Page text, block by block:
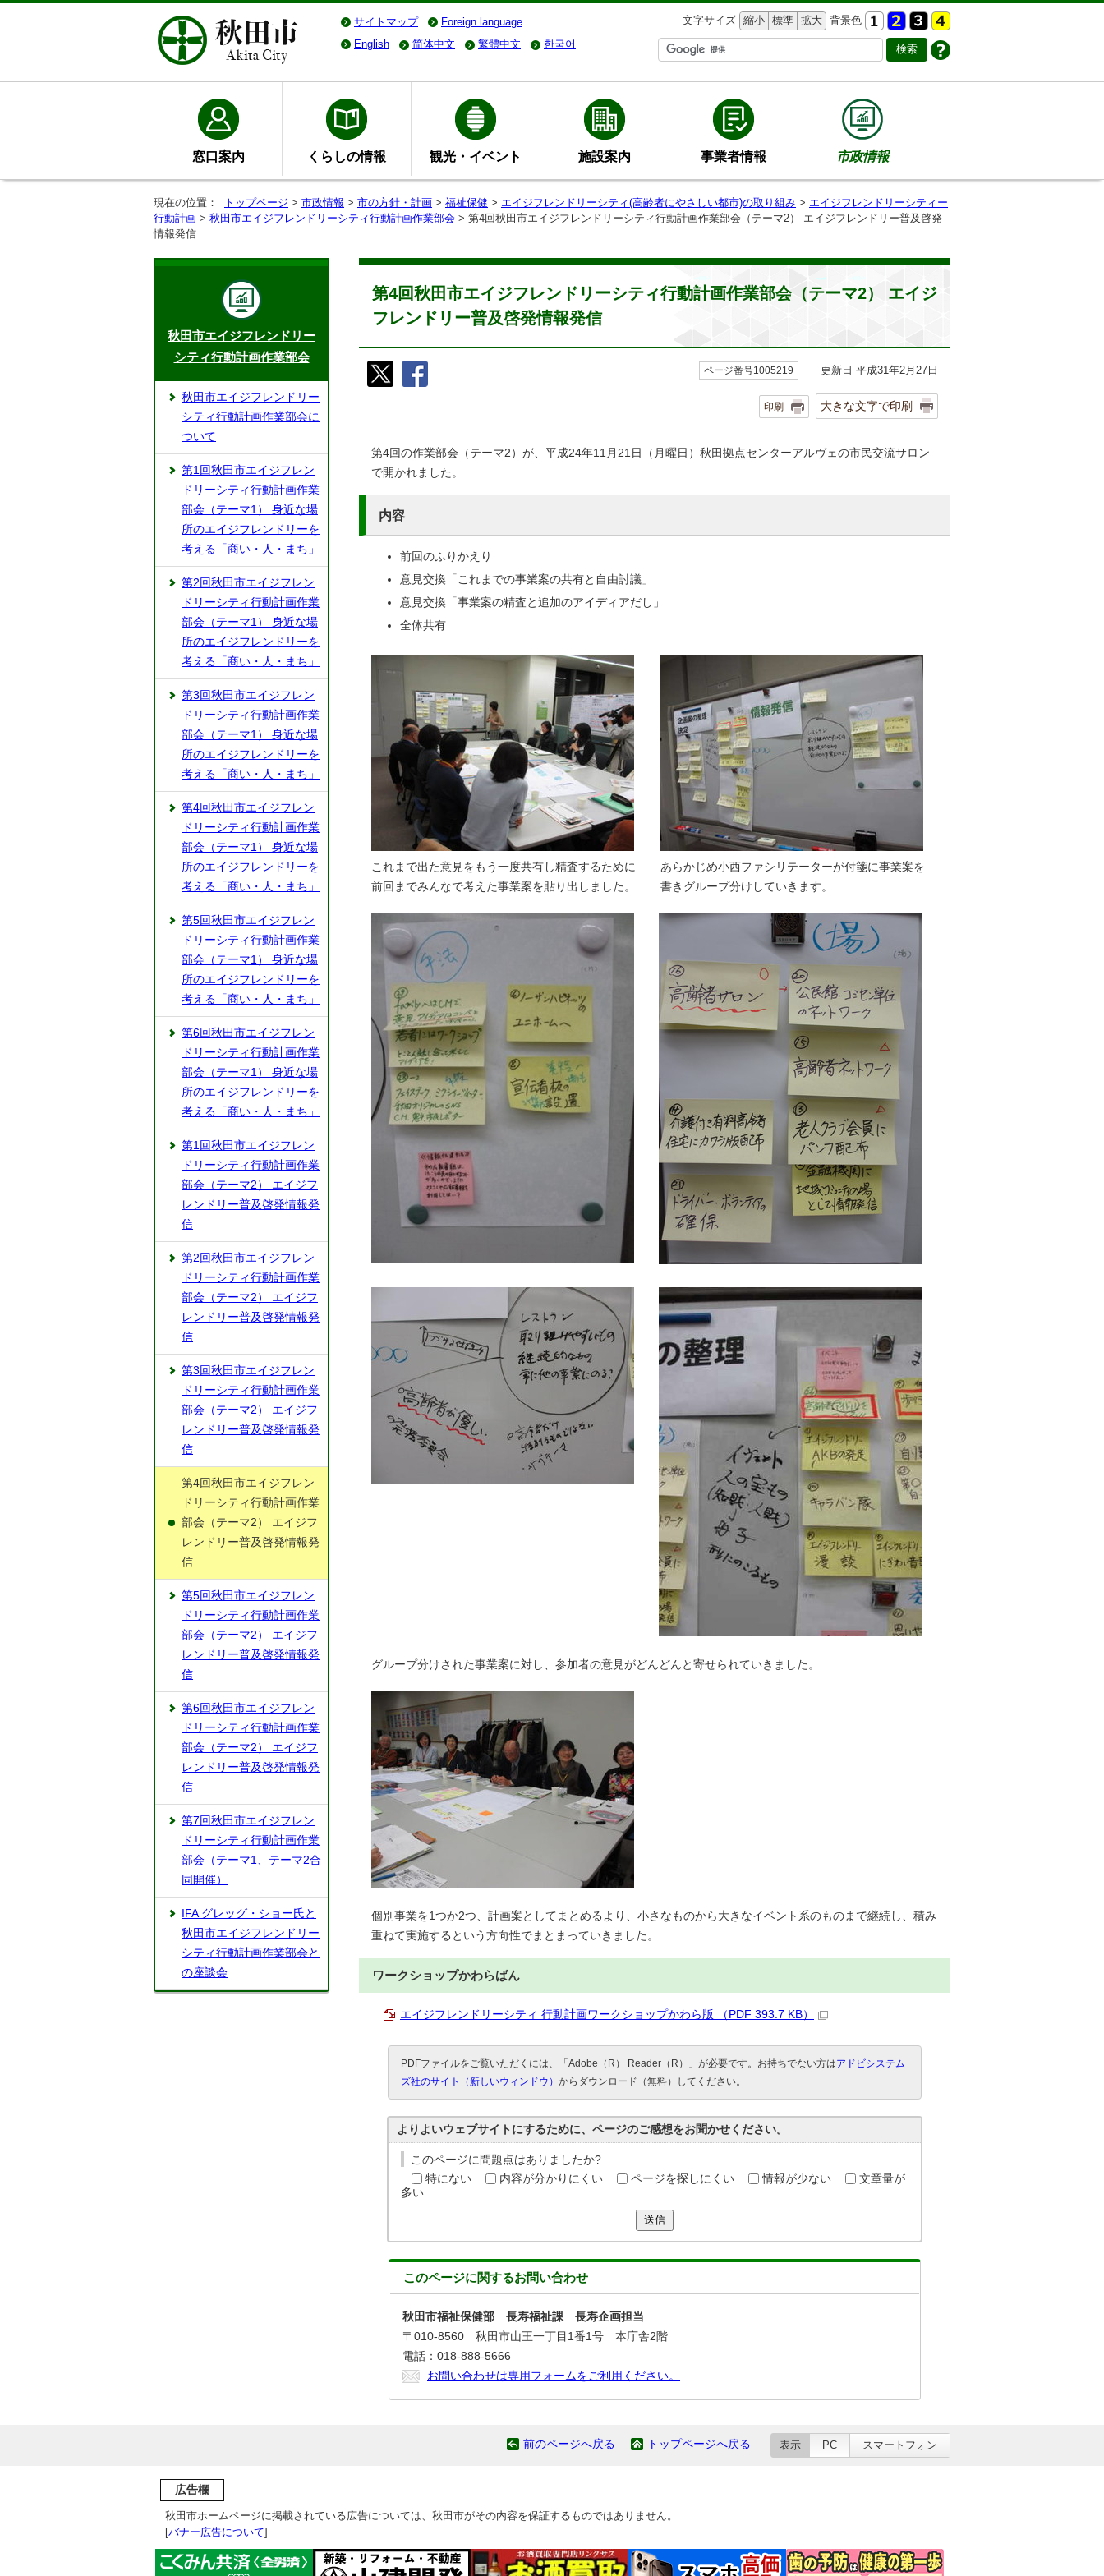
サイトマップ Foreign language 文字サイズ 縮小 標準 拡大 背景色
English
简体中文 繁體中文 한국어
窓口案内 くらしの情報 観光・イベント 施設案内 事業者情報 市政情報
現在の位置： トップページ > 市政情報 > 市の方針・計画 > 福祉保健 > エイジフレンドリーシティ(高齢者にやさしい都市)の取り組み > エイジフレンドリーシティー
行動計画 > 秋田市エイジフレンドリーシティ行動計画作業部会 > 第4回秋田市エイジフレンドリーシティ行動計画作業部会（テーマ2） エイジフレンドリー普及啓発
情報発信
第4回秋田市エイジフレンドリーシティ行動計画作業部会（テーマ2） エイジ
フレンドリー普及啓発情報発信
ページ番号1005219 更新日 平成31年2月27日
印刷 大きな文字で印刷
第4回の作業部会（テーマ2）が、平成24年11月21日（月曜日）秋田拠点センターアルヴェの市民交流サロン
で開かれました。
内容
前回のふりかえり
意見交換「これまでの事業案の共有と自由討議」
意見交換「事業案の精査と追加のアイディアだし」
全体共有
これまで出た意見をもう一度共有し精査するために
前回までみんなで考えた事業案を貼り出しました。
あらかじめ小西ファシリテーターが付箋に事業案を
書きグループ分けしていきます。
グループ分けされた事業案に対し、参加者の意見がどんどんと寄せられていきました。
個別事業を1つか2つ、計画案としてまとめるより、小さなものから大きなイベント系のものまで継続し、積み
重ねて実施するという方向性でまとまっていきました。
ワークショップかわらばん
エイジフレンドリーシティ 行動計画ワークショップかわら版 （PDF 393.7 KB）
PDFファイルをご覧いただくには、「Adobe（R） Reader（R）」が必要です。お持ちでない方はアドビシステム
ズ社のサイト（新しいウィンドウ） からダウンロード（無料）してください。
よりよいウェブサイトにするために、ページのご感想をお聞かせください。
このページに問題点はありましたか?
特にない
内容が分かりにくい ページを探しにくい 情報が少ない
文章量が
多い
送信
このページに関するお問い合わせ
秋田市福祉保健部 長寿福祉課 長寿企画担当
〒010-8560 秋田市山王一丁目1番1号 本庁舎2階
電話：018-888-5666
お問い合わせは専用フォームをご利用ください。
秋田市エイジフレンドリー
シティ行動計画作業部会
秋田市エイジフレンドリー
シティ行動計画作業部会に
ついて
第1回秋田市エイジフレン
ドリーシティ行動計画作業
部会（テーマ1） 身近な場
所のエイジフレンドリーを
考える「商い・人・まち」
第2回秋田市エイジフレン
ドリーシティ行動計画作業
部会（テーマ1） 身近な場
所のエイジフレンドリーを
考える「商い・人・まち」
第3回秋田市エイジフレン
ドリーシティ行動計画作業
部会（テーマ1） 身近な場
所のエイジフレンドリーを
考える「商い・人・まち」
第4回秋田市エイジフレン
ドリーシティ行動計画作業
部会（テーマ1） 身近な場
所のエイジフレンドリーを
考える「商い・人・まち」
第5回秋田市エイジフレン
ドリーシティ行動計画作業
部会（テーマ1） 身近な場
所のエイジフレンドリーを
考える「商い・人・まち」
第6回秋田市エイジフレン
ドリーシティ行動計画作業
部会（テーマ1） 身近な場
所のエイジフレンドリーを
考える「商い・人・まち」
第1回秋田市エイジフレン
ドリーシティ行動計画作業
部会（テーマ2） エイジフ
レンドリー普及啓発情報発
信
第2回秋田市エイジフレン
ドリーシティ行動計画作業
部会（テーマ2） エイジフ
レンドリー普及啓発情報発
信
第3回秋田市エイジフレン
ドリーシティ行動計画作業
部会（テーマ2） エイジフ
レンドリー普及啓発情報発
信
第4回秋田市エイジフレン
ドリーシティ行動計画作業
部会（テーマ2） エイジフ
レンドリー普及啓発情報発
信
第5回秋田市エイジフレン
ドリーシティ行動計画作業
部会（テーマ2） エイジフ
レンドリー普及啓発情報発
信
第6回秋田市エイジフレン
ドリーシティ行動計画作業
部会（テーマ2） エイジフ
レンドリー普及啓発情報発
信
第7回秋田市エイジフレン
ドリーシティ行動計画作業
部会（テーマ1、テーマ2合
同開催）
IFA グレッグ・ショー氏と
秋田市エイジフレンドリー
シティ行動計画作業部会と
の座談会
前のページへ戻る トップページへ戻る 表示 PC スマートフォン
広告欄
秋田市ホームページに掲載されている広告については、秋田市がその内容を保証するものではありません。
[バナー広告について]